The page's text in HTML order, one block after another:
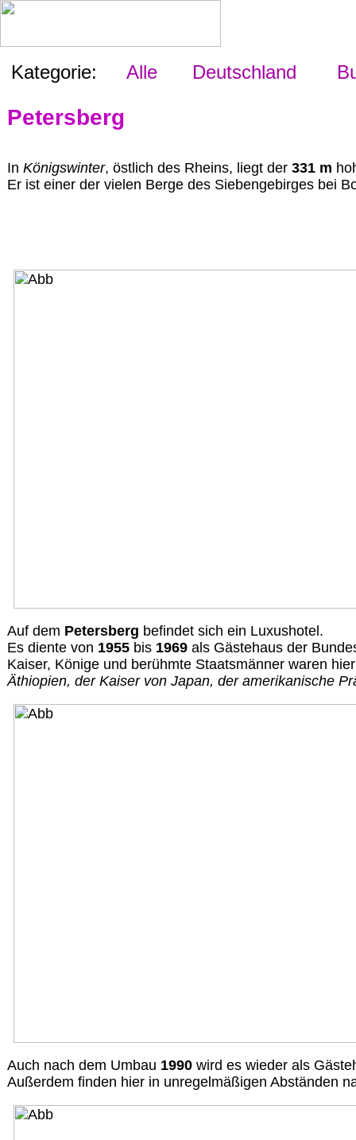
Kategorie: Alle Deutschland
Petersberg
In Königswinter, östlich des Rheins, liegt der 331 m
Er ist einer der vielen Berge des Siebengebirges bei
Auf dem Petersberg befindet sich ein Luxushotel.
Es diente von 1955 bis 1969 als Gästehaus der
Kaiser, Könige und berühmte Staatsmänner waren
Äthiopien, der Kaiser von Japan, der amerikanische
Auch nach dem Umbau 1990 wird es wieder als
Außerdem finden hier in unregelmäßigen Abständen